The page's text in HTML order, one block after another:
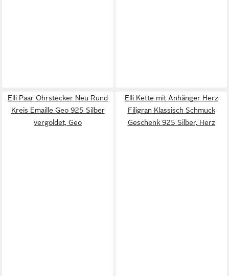
Elli Paar Ohrstecker Neu Rund
Kreis Emaille Geo 925 Silber
vergoldet, Geo
Elli Kette mit Anhänger Herz
Filigran Klassisch Schmuck
Geschenk 925 Silber, Herz